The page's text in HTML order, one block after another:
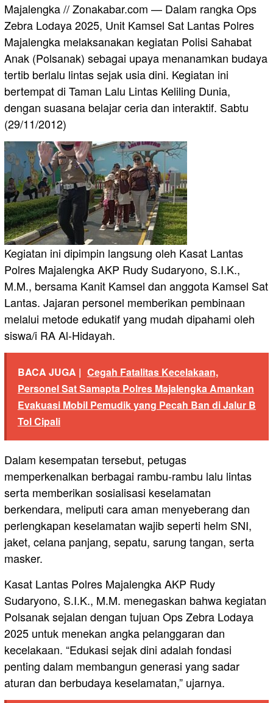
Majalengka // Zonakabar.com — Dalam rangka Ops
Zebra Lodaya 2025, Unit Kamsel Sat Lantas Polres
Majalengka melaksanakan kegiatan Polisi Sahabat
Anak (Polsanak) sebagai upaya menanamkan budaya
tertib berlalu lintas sejak usia dini. Kegiatan ini
bertempat di Taman Lalu Lintas Keliling Dunia,
dengan suasana belajar ceria dan interaktif. Sabtu
(29/11/2012)
Kegiatan ini dipimpin langsung oleh Kasat Lantas
Polres Majalengka AKP Rudy Sudaryono, S.I.K.,
M.M., bersama Kanit Kamsel dan anggota Kamsel Sat
Lantas. Jajaran personel memberikan pembinaan
melalui metode edukatif yang mudah dipahami oleh
siswa/i RA Al-Hidayah.
BACA JUGA | Cegah Fatalitas Kecelakaan,
Personel Sat Samapta Polres Majalengka Amankan
Evakuasi Mobil Pemudik yang Pecah Ban di Jalur B
Tol Cipali
Dalam kesempatan tersebut, petugas
memperkenalkan berbagai rambu-rambu lalu lintas
serta memberikan sosialisasi keselamatan
berkendara, meliputi cara aman menyeberang dan
perlengkapan keselamatan wajib seperti helm SNI,
jaket, celana panjang, sepatu, sarung tangan, serta
masker.
Kasat Lantas Polres Majalengka AKP Rudy
Sudaryono, S.I.K., M.M. menegaskan bahwa kegiatan
Polsanak sejalan dengan tujuan Ops Zebra Lodaya
2025 untuk menekan angka pelanggaran dan
kecelakaan. “Edukasi sejak dini adalah fondasi
penting dalam membangun generasi yang sadar
aturan dan berbudaya keselamatan,” ujarnya.